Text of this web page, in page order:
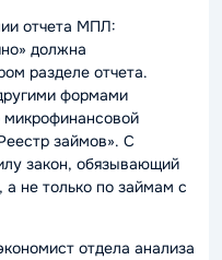
отчета МПЛ:
должна
разделе отчета.
формами
микрофинансовой
займов». С
закон, обязывающий
не только по займам с
oтдела анализа